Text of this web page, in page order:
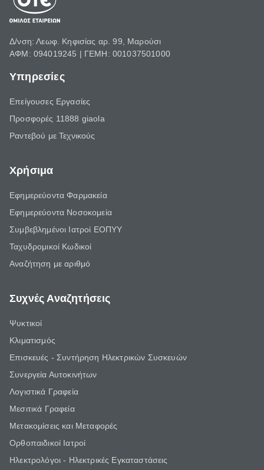
Δ/νση: Λεωφ. Κηφισίας αρ. 99, Μαρούσι
ΑΦΜ: 094019245 | ΓΕΜΗ: 001037501000
Υπηρεσίες
Επείγουσες Εργασίες
Προσφορές 11888 giaola
Ραντεβού με Τεχνικούς
Χρήσιμα
Εφημερεύοντα Φαρμακεία
Εφημερεύοντα Νοσοκομεία
Συμβεβλημένοι Ιατροί ΕΟΠΥΥ
Ταχυδρομικοί Κωδικοί
Αναζήτηση με αριθμό
Συχνές Αναζητήσεις
Ψυκτικοί
Κλιματισμός
Επισκευές - Συντήρηση Ηλεκτρικών Συσκευών
Συνεργεία Αυτοκινήτων
Λογιστικά Γραφεία
Μεσιτικά Γραφεία
Μετακομίσεις και Μεταφορές
Ορθοπαιδικοί Ιατροί
Ηλεκτρολόγοι - Ηλεκτρικές Εγκαταστάσεις